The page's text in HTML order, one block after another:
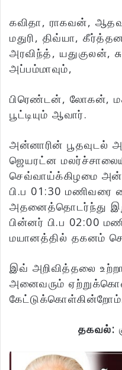
கவிதா, ராகவன்,
மதுரி, திவ்யா,
அரவிந்த், யதுகுலன்,
அப்பம்மாவும்,
பிரெண்டன், லோகன்,
பூட்டியும் ஆவார்.
அன்னாரின் பூதவுடல்
ஜெயரட்ன
செவ்வாய்க்கிழமை
பி.ப 01:30 மணிவரை
அதனைத்தொடர்ந்து
பின்னர் பி.ப 02:00
மயானத்தில் தகனம்
இவ் அறிவித்தலை
அனைவரும்
தகவல்: